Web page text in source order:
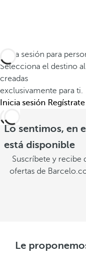
Inicia sesión para
Selecciona el destino
creadas
exclusivamente para ti.
Inicia sesión Regístrate
Lo sentimos, en
está disponible
Suscríbete y recibe
ofertas de
Le